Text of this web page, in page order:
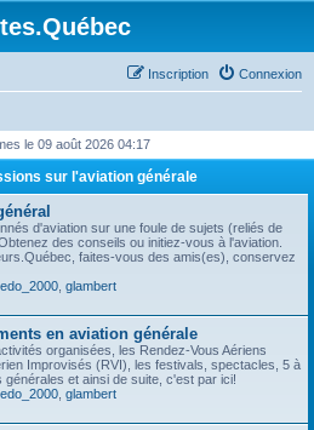
Connexion
Inscription
le 09 août 2026 04:17
sur l'aviation générale
d'aviation sur une foule de sujets (reliés de
des conseils ou initiez-vous à l'aviation.
faites-vous des amis(es), conservez
glambert
en aviation générale
organisées, les Rendez-Vous Aériens
Improvisés (RVI), les festivals, spectacles, 5 à
et ainsi de suite, c'est par ici!
glambert